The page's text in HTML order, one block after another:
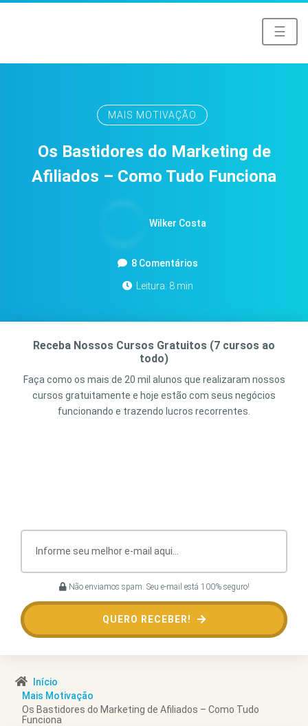
☰
MAIS MOTIVAÇÃO
Os Bastidores do Marketing de
Afiliados – Como Tudo Funciona
Wilker Costa
8 Comentários
Leitura: 8 min
Receba Nossos Cursos Gratuitos (7 cursos ao
todo)
Faça como os mais de 20 mil alunos que realizaram nossos
cursos gratuitamente e hoje estão com seus negócios
funcionando e trazendo lucros recorrentes.
Não enviamos spam. Seu e-mail está 100% seguro!
QUERO RECEBER!
Início
Mais Motivação
Os Bastidores do Marketing de Afiliados – Como Tudo
Funciona